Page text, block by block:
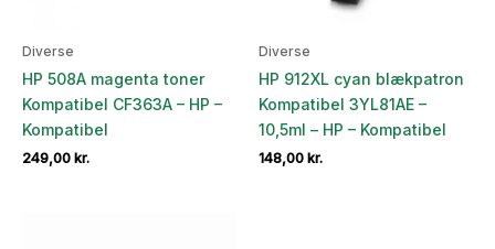
Diverse
HP 508A magenta toner
Kompatibel CF363A – HP –
Kompatibel
249,00 kr.
Diverse
HP 912XL cyan blækpatron
Kompatibel 3YL81AE –
10,5ml – HP – Kompatibel
148,00 kr.